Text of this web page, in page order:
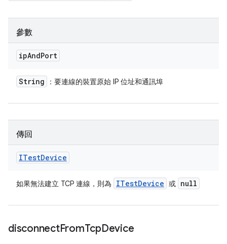
參數
ipAndPort
String ：要連線的裝置原始 IP 位址和通訊埠
傳回
ITestDevice
如果無法建立 TCP 連線，則為 ITestDevice 或 null
disconnectFromTcpDevice